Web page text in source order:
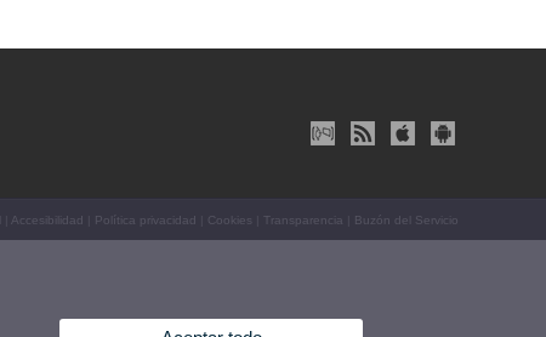
Accesibilidad Política privacidad Cookies Transparencia Buzón del Servicio